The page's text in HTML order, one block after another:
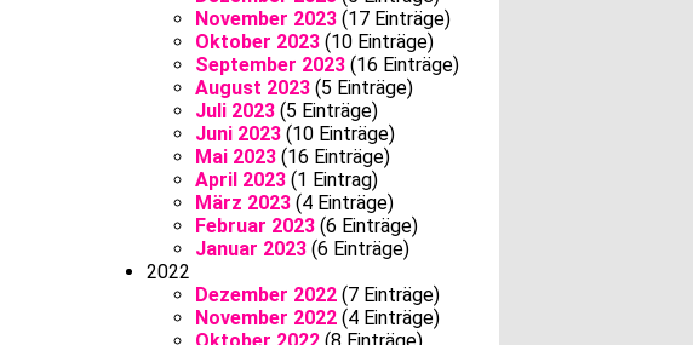
November 2023(17 Einträge)
Oktober 2023(10 Einträge)
September 2023(16 Einträge)
August 2023(5 Einträge)
Juli 2023(5 Einträge)
Juni 2023(10 Einträge)
Mai 2023(16 Einträge)
April 2023(1 Eintrag)
März 2023(4 Einträge)
Februar 2023(6 Einträge)
Januar 2023(6 Einträge)
2022
Dezember 2022(7 Einträge)
November 2022(4 Einträge)
Oktober 2022(8 Einträge)